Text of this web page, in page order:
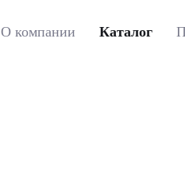
О компании Каталог